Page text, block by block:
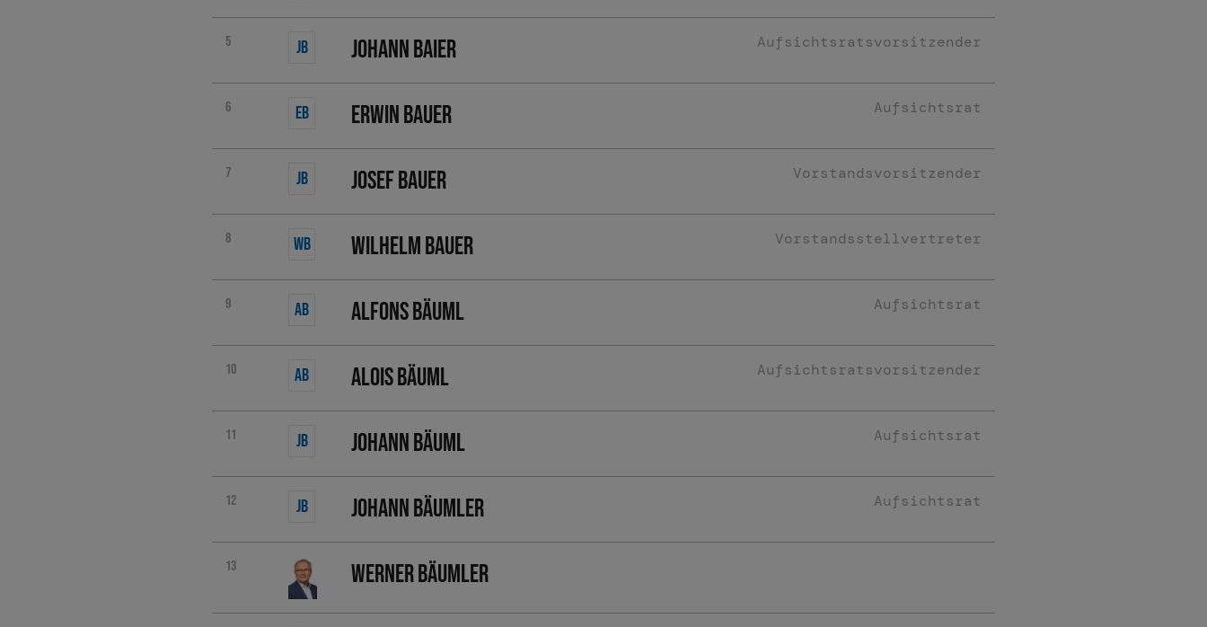
5 JB Johann Baier Aufsichtsratsvorsitzender
6 EB Erwin Bauer Aufsichtsrat
7 JB Josef Bauer Vorstandsvorsitzender
8 WB Wilhelm Bauer Vorstandsstellvertreter
9 AB Alfons Bäuml Aufsichtsrat
10 AB Alois Bäuml Aufsichtsratsvorsitzender
11 JB Johann Bäuml Aufsichtsrat
12 JB Johann Bäumler Aufsichtsrat
13 Werner Bäumler